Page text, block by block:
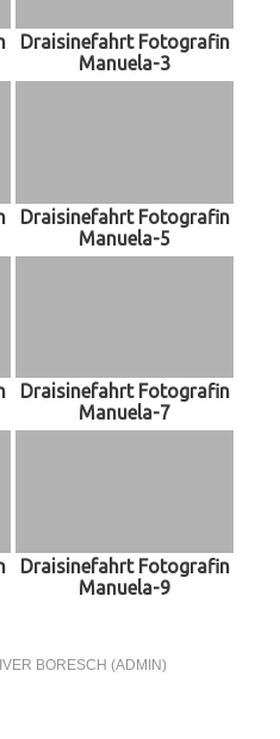
Draisinefahrt Fotografin
Manuela-3
Draisinefahrt Fotografin
Manuela-5
Draisinefahrt Fotografin
Manuela-7
Draisinefahrt Fotografin
Manuela-9
BORESCH (ADMIN)